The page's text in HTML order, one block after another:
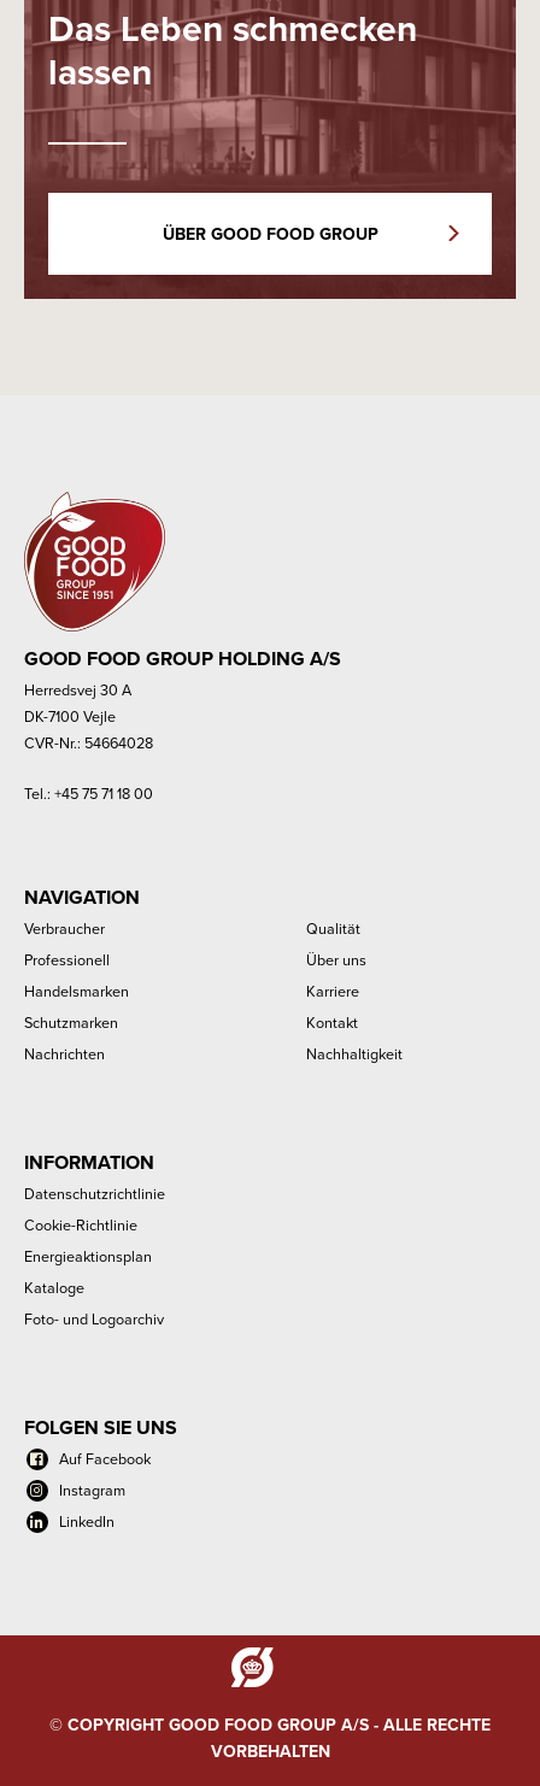
Das Leben schmecken
lassen
ÜBER GOOD FOOD GROUP
GOOD FOOD GROUP HOLDING A/S
Herredsvej 30 A
DK-7100 Vejle
CVR-Nr.: 54664028
Tel.: +45 75 71 18 00
NAVIGATION
Verbraucher
Professionell
Handelsmarken
Schutzmarken
Nachrichten
Qualität
Über uns
Karriere
Kontakt
Nachhaltigkeit
INFORMATION
Datenschutzrichtlinie
Cookie-Richtlinie
Energieaktionsplan
Kataloge
Foto- und Logoarchiv
FOLGEN SIE UNS
Auf Facebook
Instagram
LinkedIn
© COPYRIGHT GOOD FOOD GROUP A/S - ALLE RECHTE
VORBEHALTEN